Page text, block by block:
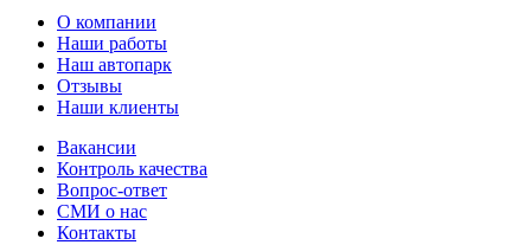
О компании
Наши работы
Наш автопарк
Отзывы
Наши клиенты
Вакансии
Контроль качества
Вопрос-ответ
СМИ о нас
Контакты